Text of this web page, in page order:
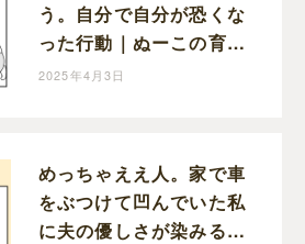
う。自分で自分が恐くな
った行動｜ぬーこの育児
漫画
2025年4月3日
めっちゃええ人。家で車
をぶつけて凹んでいた私
に夫の優しさが染みる｜